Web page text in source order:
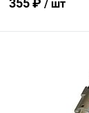
355 ₽ / шт